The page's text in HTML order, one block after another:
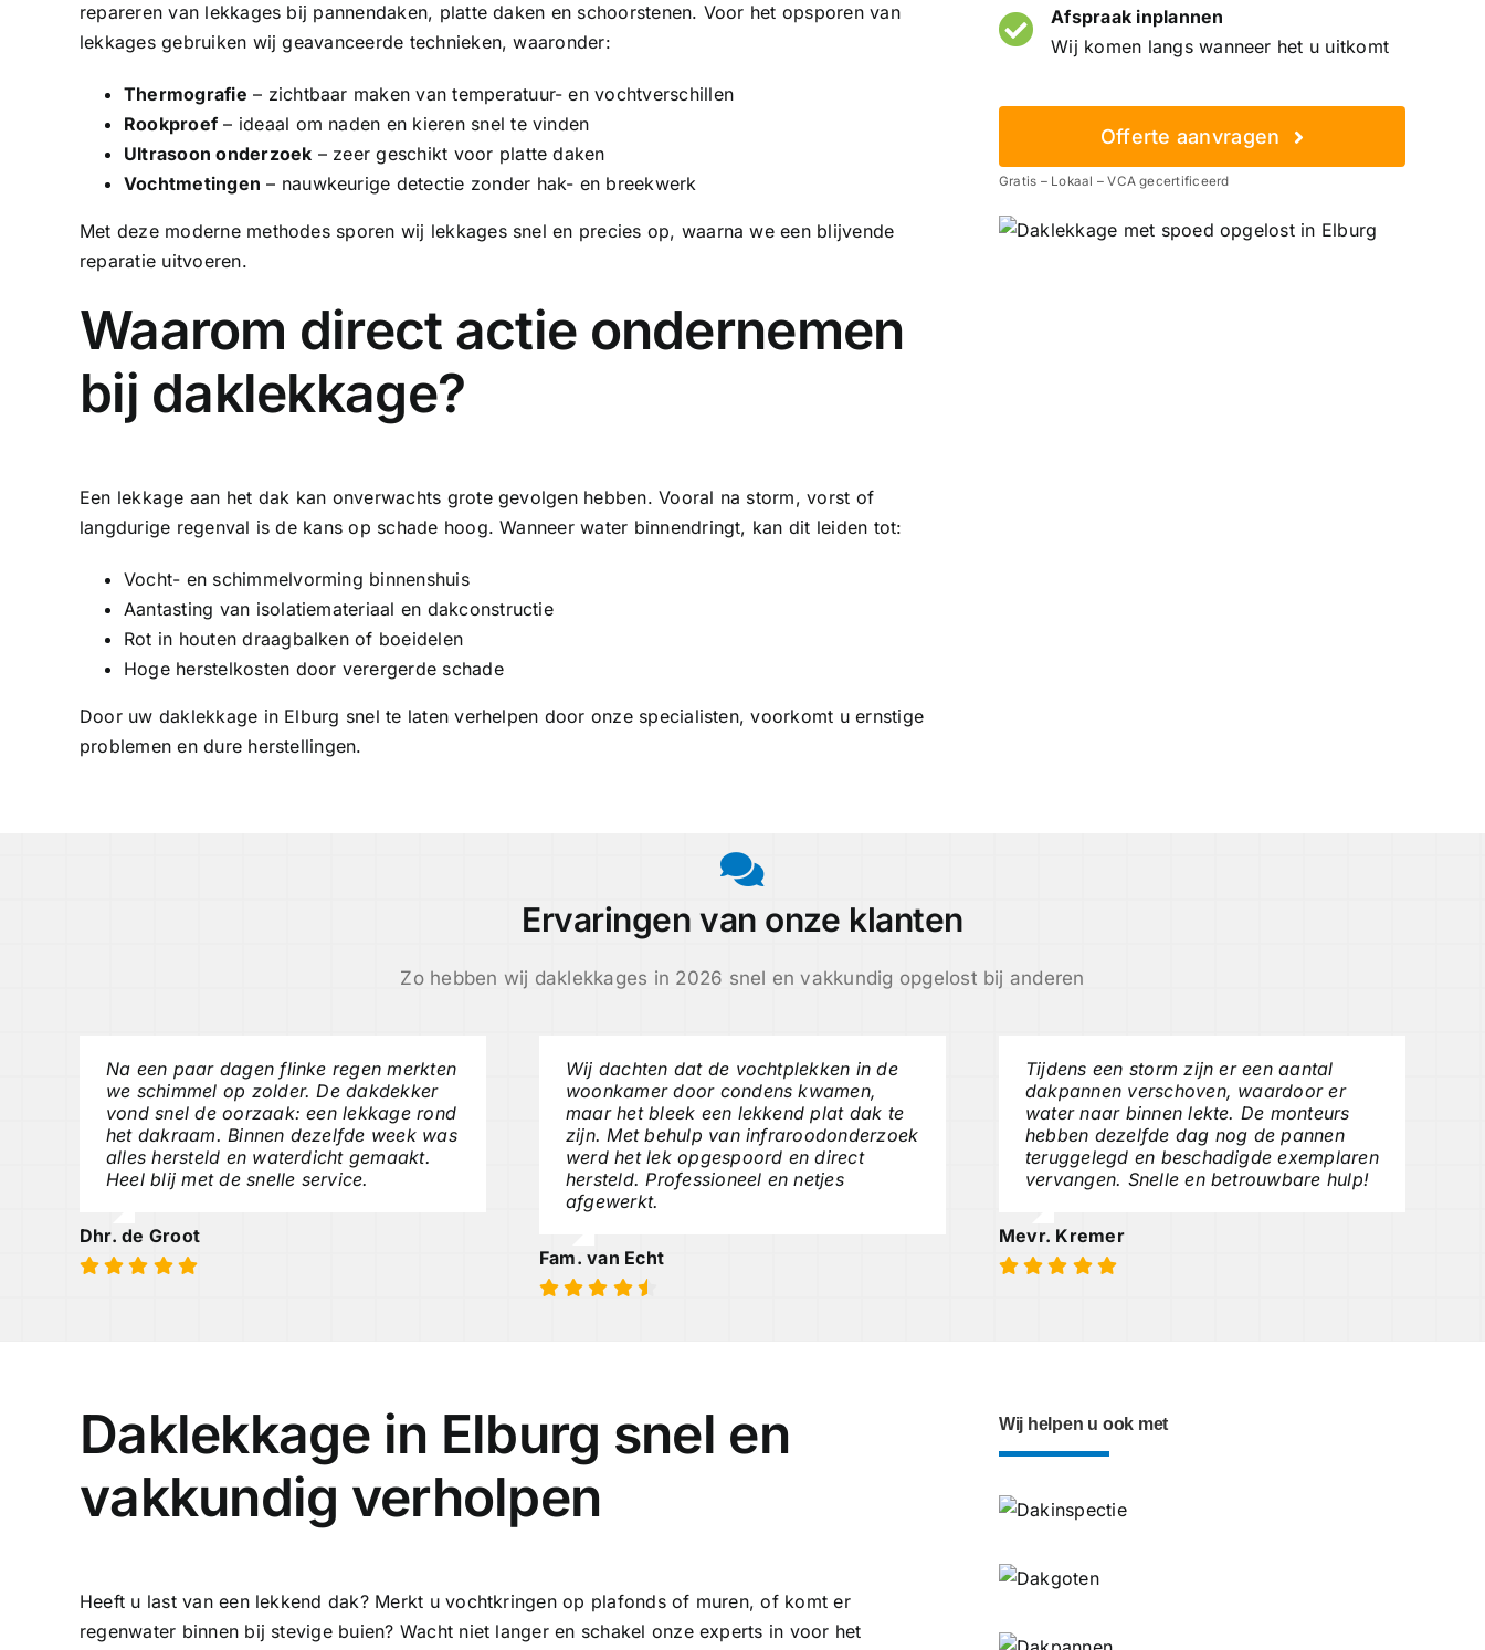
repareren van lekkages bij pannendaken, platte daken en schoorstenen. Voor het opsporen van
lekkages gebruiken wij geavanceerde technieken, waaronder:
Thermografie – zichtbaar maken van temperatuur- en vochtverschillen
Rookproef– ideaal om naden en kieren snel te vinden
Ultrasoon onderzoek – zeer geschikt voor platte daken
Vochtmetingen – nauwkeurige detectie zonder hak- en breekwerk
Met deze moderne methodes sporen wij lekkages snel en precies op, waarna we een blijvende
reparatie uitvoeren.
Waarom direct actie ondernemen
bij daklekkage?
Een lekkage aan het dak kan onverwachts grote gevolgen hebben. Vooral na storm, vorst of
langdurige regenval is de kans op schade hoog. Wanneer water binnendringt, kan dit leiden tot:
Vocht- en schimmelvorming binnenshuis
Aantasting van isolatiemateriaal en dakconstructie
Rot in houten draagbalken of boeidelen
Hoge herstelkosten door verergerde schade
Door uw daklekkage in Elburg snel te laten verhelpen door onze specialisten, voorkomt u ernstige
problemen en dure herstellingen.
Afspraak inplannen
Wij komen langs wanneer het u uitkomt
Offerte aanvragen
Gratis – Lokaal – VCA gecertificeerd
Ervaringen van onze klanten
Zo hebben wij daklekkages in 2026 snel en vakkundig opgelost bij anderen
Na een paar dagen flinke regen merkten
we schimmel op zolder. De dakdekker
vond snel de oorzaak: een lekkage rond
het dakraam. Binnen dezelfde week was
alles hersteld en waterdicht gemaakt.
Heel blij met de snelle service.
Dhr. de Groot
Wij dachten dat de vochtplekken in de
woonkamer door condens kwamen,
maar het bleek een lekkend plat dak te
zijn. Met behulp van infraroodonderzoek
werd het lek opgespoord en direct
hersteld. Professioneel en netjes
afgewerkt.
Fam. van Echt
Tijdens een storm zijn er een aantal
dakpannen verschoven, waardoor er
water naar binnen lekte. De monteurs
hebben dezelfde dag nog de pannen
teruggelegd en beschadigde exemplaren
vervangen. Snelle en betrouwbare hulp!
Mevr. Kremer
Daklekkage in Elburg snel en
vakkundig verholpen
Heeft u last van een lekkend dak? Merkt u vochtkringen op plafonds of muren, of komt er
regenwater binnen bij stevige buien? Wacht niet langer en schakel onze experts in voor het
Wij helpen u ook met